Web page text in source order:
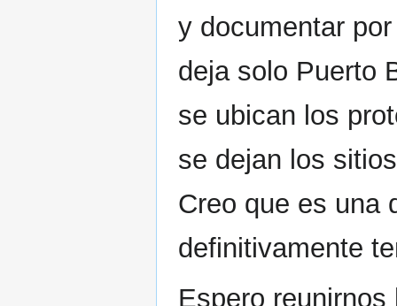
y documentar
deja solo Puerto
se ubican los
se dejan los
Creo que es una
definitivamente
Espero